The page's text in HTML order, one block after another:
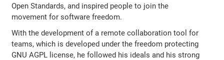
Open Standards, and inspired people to join the
movement for software freedom.
With the development of a remote collaboration tool for
teams, which is developed under the freedom protecting
GNU AGPL license, he followed his ideals and his strong